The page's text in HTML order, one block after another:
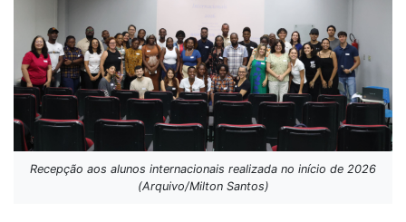
Recepção aos alunos internacionais realizada no início de 2026
(Arquivo/Milton Santos)